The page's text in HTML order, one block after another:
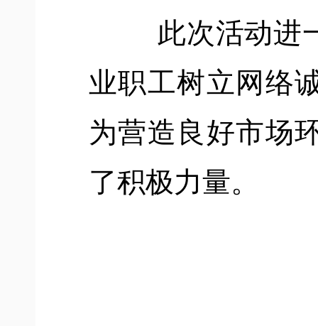
此次活动进
业职工树立网络
为营造良好市场
了积极力量。